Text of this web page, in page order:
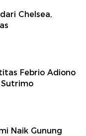
Chelsea,
Febrio Adiono
Naik Gunung